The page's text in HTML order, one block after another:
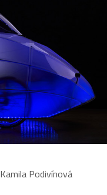
Kamila Podivínová